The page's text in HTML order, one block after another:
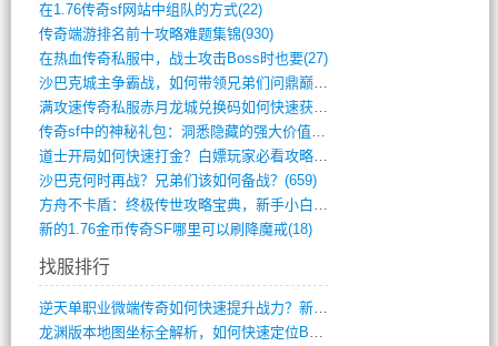
在1.76传奇sf网站中组队的方式(22)
传奇端游排名前十攻略难题集锦(930)
在热血传奇私服中，战士攻击Boss时也要(27)
沙巴克城主争霸战，如何带领兄弟们问鼎巅峰(565)
满攻速传奇私服赤月龙城兑换码如何快速获取(676)
传奇sf中的神秘礼包：洞悉隐藏的强大价值(427)
道士开局如何快速打金？白嫖玩家必看攻略(5)
沙巴克何时再战？兄弟们该如何备战？(659)
方舟不卡盾：终极传世攻略宝典，新手小白逆(495)
新的1.76金币传奇SF哪里可以刷降魔戒(18)
找服排行
逆天单职业微端传奇如何快速提升战力？新手(4)
龙渊版本地图坐标全解析，如何快速定位BO(3)